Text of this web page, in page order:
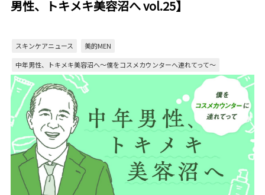
男性、トキメキ美容沼へ vol.25】
スキンケアニュース
美的MEN
中年男性、トキメキ美容沼へ〜僕をコスメカウンターへ連れてって～